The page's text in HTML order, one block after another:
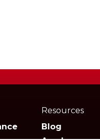
Resources
Blog